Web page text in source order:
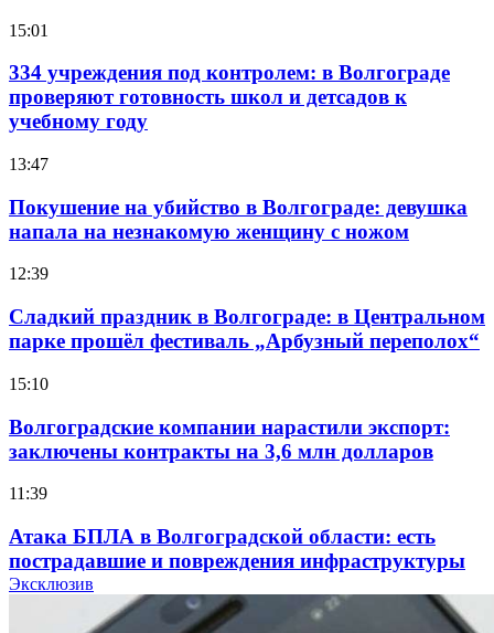
15:01
334 учреждения под контролем: в Волгограде
проверяют готовность школ и детсадов к
учебному году
13:47
Покушение на убийство в Волгограде: девушка
напала на незнакомую женщину с ножом
12:39
Сладкий праздник в Волгограде: в Центральном
парке прошёл фестиваль „Арбузный переполох“
15:10
Волгоградские компании нарастили экспорт:
заключены контракты на 3,6 млн долларов
11:39
Атака БПЛА в Волгоградской области: есть
пострадавшие и повреждения инфраструктуры
Эксклюзив